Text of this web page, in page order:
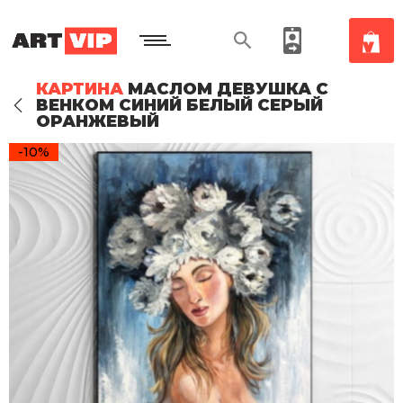
КАРТИНА МАСЛОМ ДЕВУШКА С
ВЕНКОМ СИНИЙ БЕЛЫЙ СЕРЫЙ
ОРАНЖЕВЫЙ
-10%